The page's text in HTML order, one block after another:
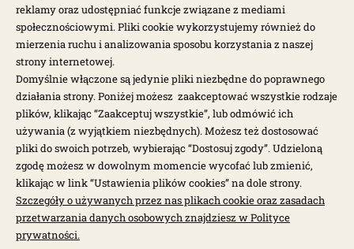
Otrzymuj najnowsze wiadomości i oferty bezpośrednio na swoją
pocztę.
ZAPISZ SIĘ >
Garbus.pl © 2026
reklamy oraz udostępniać funkcje związane z mediami
społecznościowymi. Pliki cookie wykorzystujemy również do
mierzenia ruchu i analizowania sposobu korzystania z naszej
strony internetowej.
Domyślnie włączone są jedynie pliki niezbędne do poprawnego
działania strony. Poniżej możesz zaakceptować wszystkie rodzaje
plików, klikając “Zaakceptuj wszystkie”, lub odmówić ich
używania (z wyjątkiem niezbędnych). Możesz też dostosować
pliki do swoich potrzeb, wybierając “Dostosuj zgody”. Udzieloną
zgodę możesz w dowolnym momencie wycofać lub zmienić,
klikając w link “Ustawienia plików cookies” na dole strony.
Szczegóły o używanych przez nas plikach cookie oraz zasadach
przetwarzania danych osobowych znajdziesz w Polityce
prywatności.